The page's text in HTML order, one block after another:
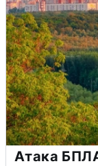
Атака